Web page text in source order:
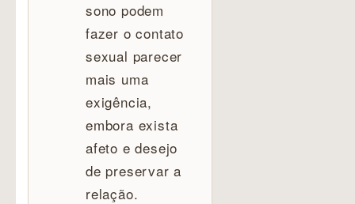
sono podem
fazer o contato
sexual parecer
mais uma
exigência,
embora exista
afeto e desejo
de preservar a
relação.